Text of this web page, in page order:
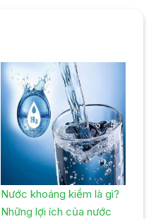
Nước khoáng kiềm là gì?
Những lợi ích của nước